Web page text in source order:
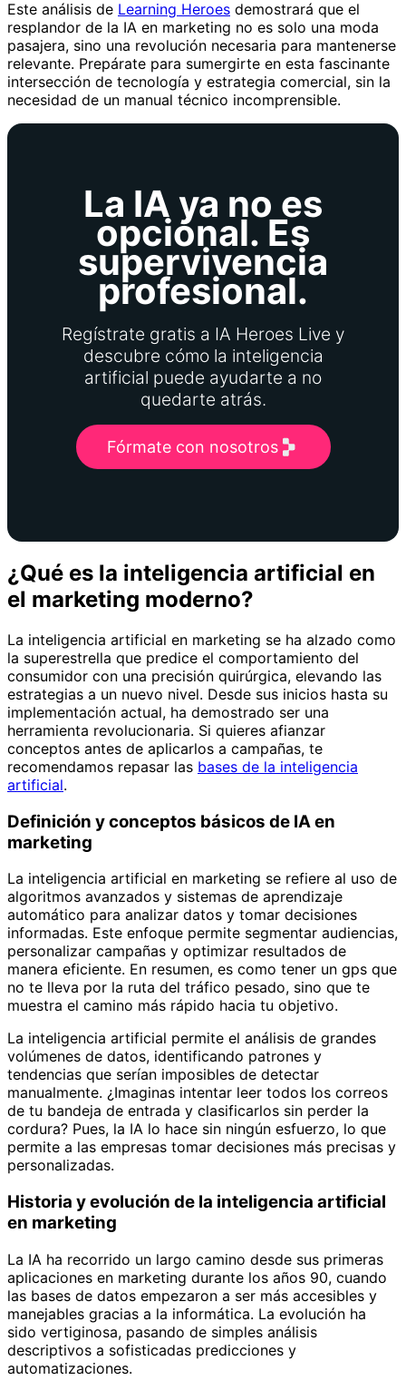
Este análisis de Learning Heroes demostrará que el
resplandor de la IA en marketing no es solo una moda
pasajera, sino una revolución necesaria para mantenerse
relevante. Prepárate para sumergirte en esta fascinante
intersección de tecnología y estrategia comercial, sin la
necesidad de un manual técnico incomprensible.
La IA ya no es
opcional. Es
supervivencia
profesional.
Regístrate gratis a IA Heroes Live y
descubre cómo la inteligencia
artificial puede ayudarte a no
quedarte atrás.
Fórmate con nosotros
¿Qué es la inteligencia artificial en
el marketing moderno?
La inteligencia artificial en marketing se ha alzado como
la superestrella que predice el comportamiento del
consumidor con una precisión quirúrgica, elevando las
estrategias a un nuevo nivel. Desde sus inicios hasta su
implementación actual, ha demostrado ser una
herramienta revolucionaria. Si quieres afianzar
conceptos antes de aplicarlos a campañas, te
recomendamos repasar las bases de la inteligencia
artificial.
Definición y conceptos básicos de IA en
marketing
La inteligencia artificial en marketing se refiere al uso de
algoritmos avanzados y sistemas de aprendizaje
automático para analizar datos y tomar decisiones
informadas. Este enfoque permite segmentar audiencias,
personalizar campañas y optimizar resultados de
manera eficiente. En resumen, es como tener un gps que
no te lleva por la ruta del tráfico pesado, sino que te
muestra el camino más rápido hacia tu objetivo.
La inteligencia artificial permite el análisis de grandes
volúmenes de datos, identificando patrones y
tendencias que serían imposibles de detectar
manualmente. ¿Imaginas intentar leer todos los correos
de tu bandeja de entrada y clasificarlos sin perder la
cordura? Pues, la IA lo hace sin ningún esfuerzo, lo que
permite a las empresas tomar decisiones más precisas y
personalizadas.
Historia y evolución de la inteligencia artificial
en marketing
La IA ha recorrido un largo camino desde sus primeras
aplicaciones en marketing durante los años 90, cuando
las bases de datos empezaron a ser más accesibles y
manejables gracias a la informática. La evolución ha
sido vertiginosa, pasando de simples análisis
descriptivos a sofisticadas predicciones y
automatizaciones.